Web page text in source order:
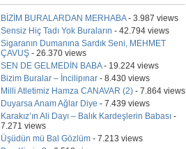
BİZİM BURALARDAN MERHABA- 3.987 views
Sensiz Hiç Tadı Yok Buraların - 42.794 views
Sigaranın Dumanına Sardık Seni, MEHMET
ÇAVUŞ - 26.370 views
SEN DE GELMEDİN BABA- 19.224 views
Bizim Buralar – İncilipınar - 8.430 views
Milli Atletimiz Hamza CANAVAR (2) - 7.864 views
Duyarsa Anam Ağlar Diye - 7.439 views
Karakız’ın Ali Dayı – Balık Kardeşlerin Babası -
7.271 views
Üşüdün mü Bal Gözlüm - 7.213 views